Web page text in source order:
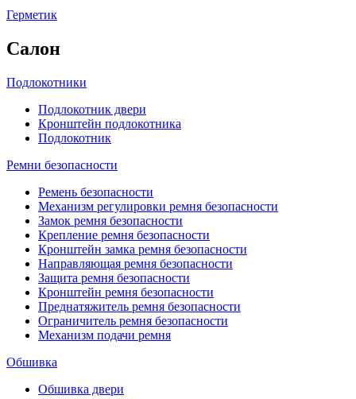
Герметик
Салон
Подлокотники
Подлокотник двери
Кронштейн подлокотника
Подлокотник
Ремни безопасности
Ремень безопасности
Механизм регулировки ремня безопасности
Замок ремня безопасности
Крепление ремня безопасности
Кронштейн замка ремня безопасности
Направляющая ремня безопасности
Защита ремня безопасности
Кронштейн ремня безопасности
Преднатяжитель ремня безопасности
Ограничитель ремня безопасности
Механизм подачи ремня
Обшивка
Обшивка двери